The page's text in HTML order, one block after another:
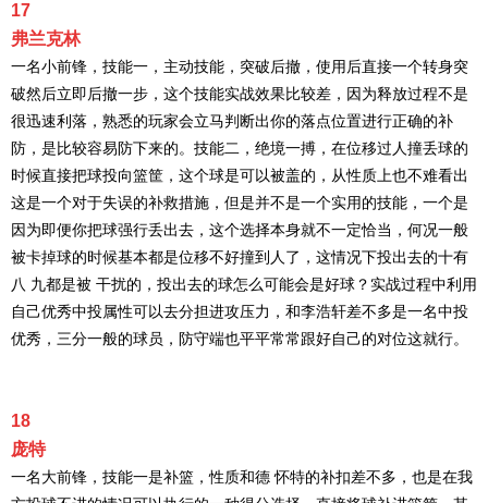
17
弗兰克林
一名小前锋，技能一，主动技能，突破后撤，使用后直接一个转身突
破然后立即后撤一步，这个技能实战效果比较差，因为释放过程不是
很迅速利落，熟悉的玩家会立马判断出你的落点位置进行正确的补
防，是比较容易防下来的。技能二，绝境一搏，在位移过人撞丢球的
时候直接把球投向篮筐，这个球是可以被盖的，从性质上也不难看出
这是一个对于失误的补救措施，但是并不是一个实用的技能，一个是
因为即便你把球强行丢出去，这个选择本身就不一定恰当，何况一般
被卡掉球的时候基本都是位移不好撞到人了，这情况下投出去的十有
八 九都是被 干扰的，投出去的球怎么可能会是好球？实战过程中利用
自己优秀中投属性可以去分担进攻压力，和李浩轩差不多是一名中投
优秀，三分一般的球员，防守端也平平常常跟好自己的对位这就行。
18
庞特
一名大前锋，技能一是补篮，性质和德 怀特的补扣差不多，也是在我